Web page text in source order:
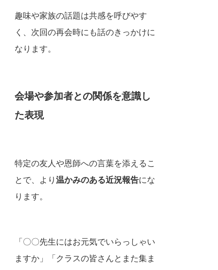
趣味や家族の話題は共感を呼びやす
く、次回の再会時にも話のきっかけに
なります。
会場や参加者との関係を意識し
た表現
特定の友人や恩師への言葉を添えるこ
とで、より温かみのある近況報告にな
ります。
「〇〇先生にはお元気でいらっしゃい
ますか」「クラスの皆さんとまた集ま